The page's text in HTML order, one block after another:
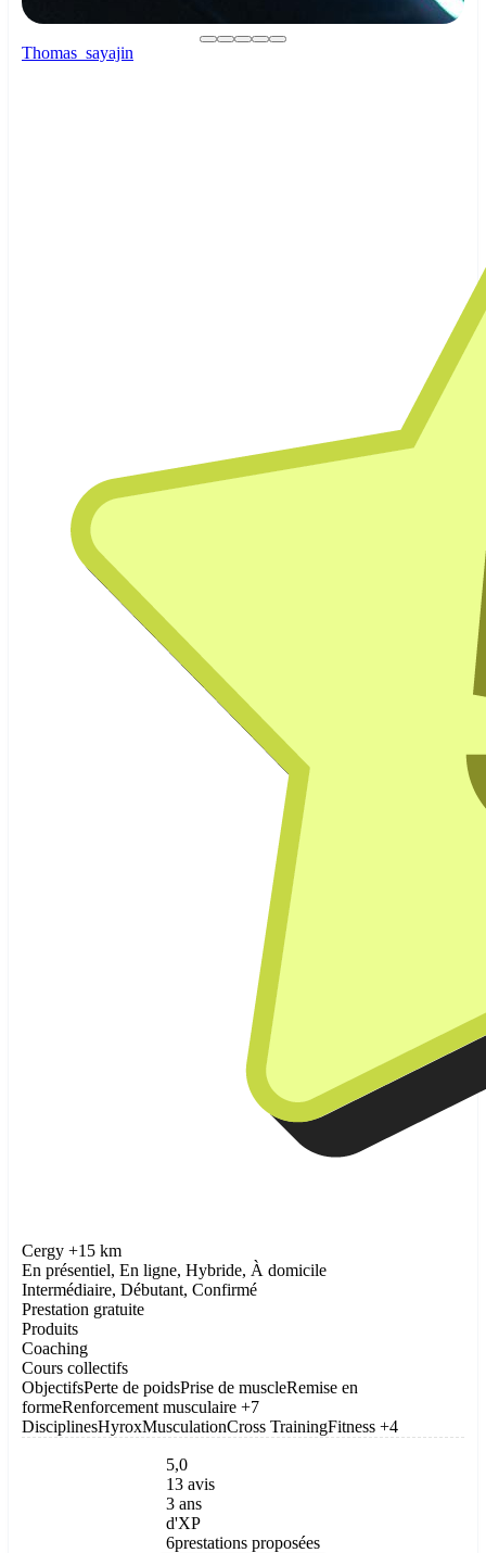
Thomas_sayajin
Cergy +15 km
En présentiel, En ligne, Hybride, À domicile
Intermédiaire, Débutant, Confirmé
Prestation gratuite
Produits
Coaching
Cours collectifs
ObjectifsPerte de poidsPrise de muscleRemise en
formeRenforcement musculaire +7
DisciplinesHyroxMusculationCross TrainingFitness +4
5,0
13 avis
3 ans
d'XP
6prestations proposées